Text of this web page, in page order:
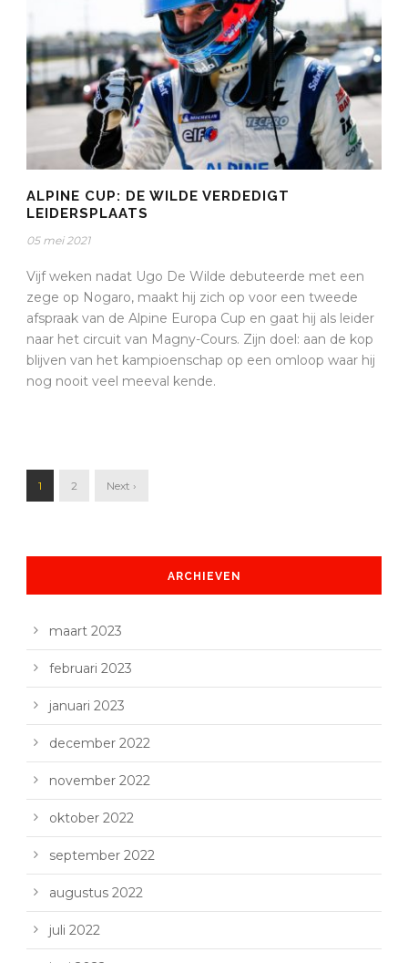
ALPINE CUP: DE WILDE VERDEDIGT
LEIDERSPLAATS
05 mei 2021
Vijf weken nadat Ugo De Wilde debuteerde met een
zege op Nogaro, maakt hij zich op voor een tweede
afspraak van de Alpine Europa Cup en gaat hij als leider
naar het circuit van Magny-Cours. Zijn doel: aan de kop
blijven van het kampioenschap op een omloop waar hij
nog nooit veel meeval kende.
1 2 Next ›
ARCHIEVEN
maart 2023
februari 2023
januari 2023
december 2022
november 2022
oktober 2022
september 2022
augustus 2022
juli 2022